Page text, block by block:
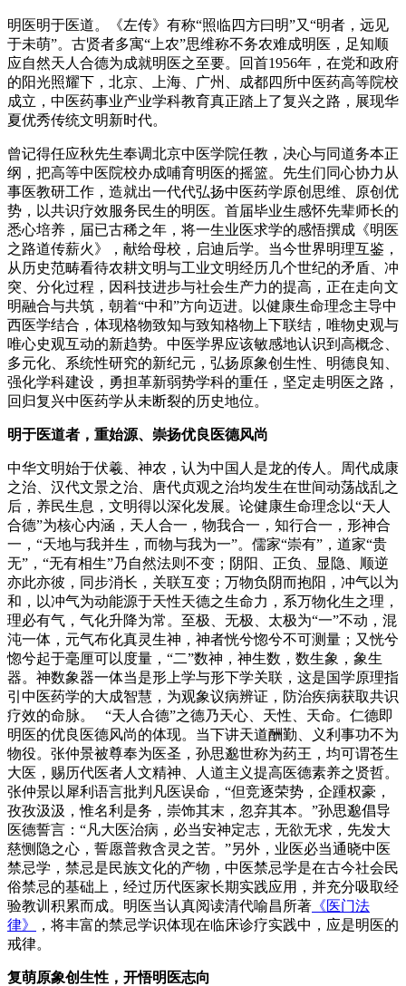
明医明于医道。《左传》有称“照临四方曰明”又“明者，远见
于未萌”。古贤者多寓“上农”思维称不务农难成明医，足知顺
应自然天人合德为成就明医之至要。回首1956年，在党和政府
的阳光照耀下，北京、上海、广州、成都四所中医药高等院校
成立，中医药事业产业学科教育真正踏上了复兴之路，展现华
夏优秀传统文明新时代。
曾记得任应秋先生奉调北京中医学院任教，决心与同道务本正
纲，把高等中医院校办成哺育明医的摇篮。先生们同心协力从
事医教研工作，造就出一代代弘扬中医药学原创思维、原创优
势，以共识疗效服务民生的明医。首届毕业生感怀先辈师长的
悉心培养，届已古稀之年，将一生业医求学的感悟撰成《明医
之路道传薪火》，献给母校，启迪后学。当今世界明理互鉴，
从历史范畴看待农耕文明与工业文明经历几个世纪的矛盾、冲
突、分化过程，因科技进步与社会生产力的提高，正在走向文
明融合与共筑，朝着“中和”方向迈进。以健康生命理念主导中
西医学结合，体现格物致知与致知格物上下联结，唯物史观与
唯心史观互动的新趋势。中医学界应该敏感地认识到高概念、
多元化、系统性研究的新纪元，弘扬原象创生性、明德良知、
强化学科建设，勇担革新弱势学科的重任，坚定走明医之路，
回归复兴中医药学从未断裂的历史地位。
明于医道者，重始源、崇扬优良医德风尚
中华文明始于伏羲、神农，认为中国人是龙的传人。周代成康
之治、汉代文景之治、唐代贞观之治均发生在世间动荡战乱之
后，养民生息，文明得以深化发展。论健康生命理念以“天人
合德”为核心内涵，天人合一，物我合一，知行合一，形神合
一，“天地与我并生，而物与我为一”。儒家“崇有”，道家“贵
无”，“无有相生”乃自然法则不变；阴阳、正负、显隐、顺逆
亦此亦彼，同步消长，关联互变；万物负阴而抱阳，冲气以为
和，以冲气为动能源于天性天德之生命力，系万物化生之理，
理必有气，气化升降为常。至极、无极、太极为“一”不动，混
沌一体，元气布化真灵生神，神者恍兮惚兮不可测量；又恍兮
惚兮起于毫厘可以度量，“二”数神，神生数，数生象，象生
器。神数象器一体当是形上学与形下学关联，这是国学原理指
引中医药学的大成智慧，为观象议病辨证，防治疾病获取共识
疗效的命脉。 “天人合德”之德乃天心、天性、天命。仁德即
明医的优良医德风尚的体现。当下讲天道酬勤、义利事功不为
物役。张仲景被尊奉为医圣，孙思邈世称为药王，均可谓苍生
大医，赐历代医者人文精神、人道主义提高医德素养之贤哲。
张仲景以犀利语言批判凡医误命，“但竞逐荣势，企踵权豪，
孜孜汲汲，惟名利是务，崇饰其末，忽弃其本。”孙思邈倡导
医德誓言：“凡大医治病，必当安神定志，无欲无求，先发大
慈恻隐之心，誓愿普救含灵之苦。”另外，业医必当通晓中医
禁忌学，禁忌是民族文化的产物，中医禁忌学是在古今社会民
俗禁忌的基础上，经过历代医家长期实践应用，并充分吸取经
验教训积累而成。明医当认真阅读清代喻昌所著 《医门法
律》
，将丰富的禁忌学识体现在临床诊疗实践中，应是明医的
戒律。
复萌原象创生性，开悟明医志向